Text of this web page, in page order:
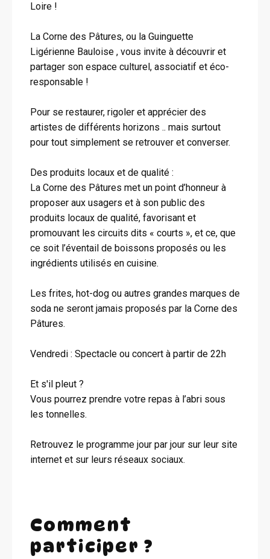
Loire !
La Corne des Pâtures, ou la Guinguette
Ligérienne Bauloise , vous invite à découvrir et
partager son espace culturel, associatif et éco-
responsable !
Pour se restaurer, rigoler et apprécier des
artistes de différents horizons .. mais surtout
pour tout simplement se retrouver et converser.
Des produits locaux et de qualité :
La Corne des Pâtures met un point d’honneur à
proposer aux usagers et à son public des
produits locaux de qualité, favorisant et
promouvant les circuits dits « courts », et ce, que
ce soit l’éventail de boissons proposés ou les
ingrédients utilisés en cuisine.
Les frites, hot-dog ou autres grandes marques de
soda ne seront jamais proposés par la Corne des
Pâtures.
Vendredi : Spectacle ou concert à partir de 22h
Et s'il pleut ?
Vous pourrez prendre votre repas à l’abri sous
les tonnelles.
Retrouvez le programme jour par jour sur leur site
internet et sur leurs réseaux sociaux.
Comment
participer ?